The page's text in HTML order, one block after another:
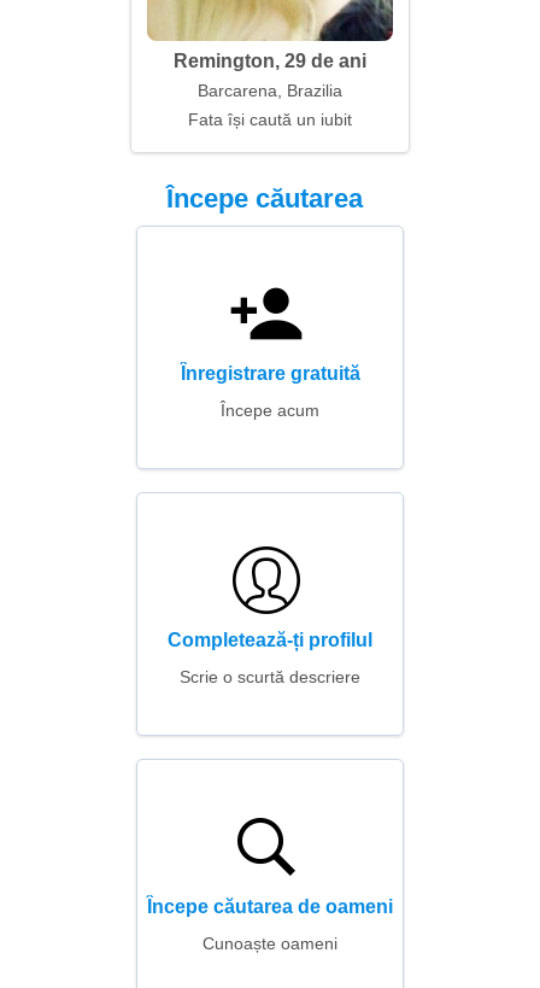
Remington, 29 de ani
Barcarena, Brazilia
Fata își caută un iubit
Începe căutarea
Înregistrare gratuită
Începe acum
Completează-ți profilul
Scrie o scurtă descriere
Începe căutarea de oameni
Cunoaște oameni